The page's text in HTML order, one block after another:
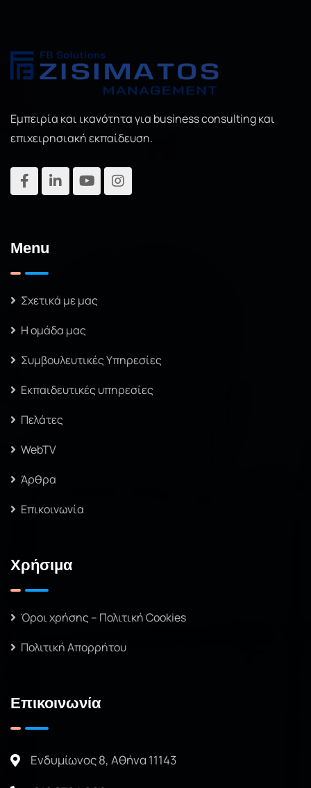
Εμπειρία και ικανότητα για business consulting και
επιχειρησιακή εκπαίδευση.
Menu
Σχετικά με μας
Η ομάδα μας
Συμβουλευτικές Υπηρεσίες
Εκπαιδευτικές υπηρεσίες
Πελάτες
WebTV
Άρθρα
Επικοινωνία
Χρήσιμα
Όροι χρήσης – Πολιτική Cookies
Πολιτική Απορρήτου
Επικοινωνία
Ενδυμίωνος 8, Αθήνα 11143